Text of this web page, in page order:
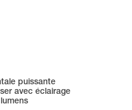
puissante
avec éclairage